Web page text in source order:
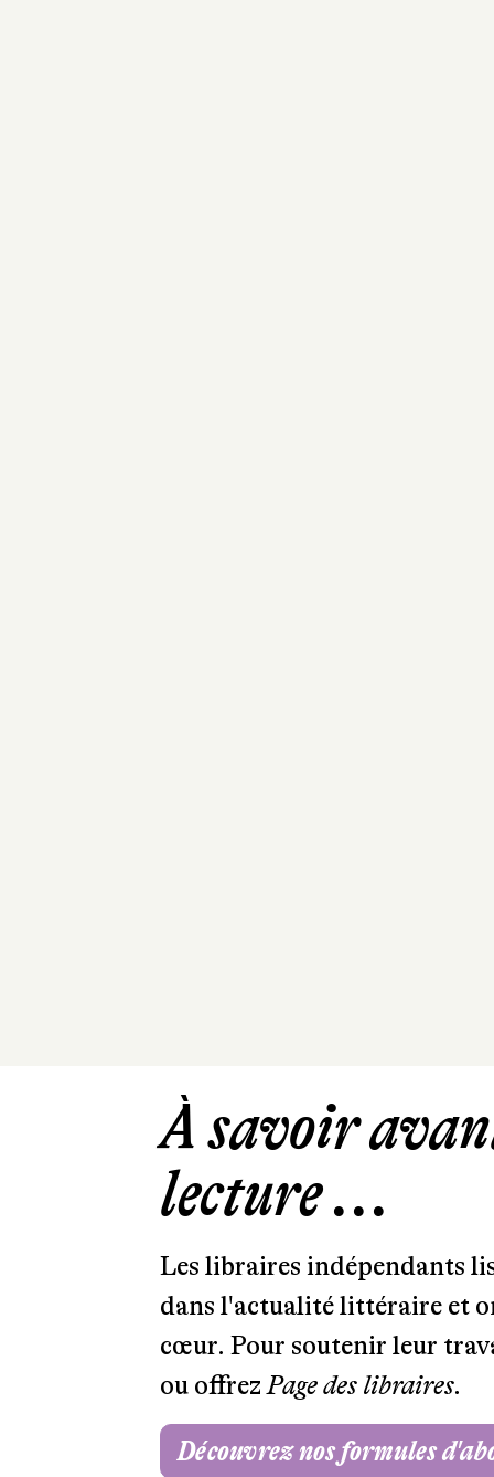
À savoir
lecture ...
Les libraires indépendants
dans l'actualité littéraire et
cœur. Pour soutenir leur
ou offrezPage des libraires.
Découvrez nos formules